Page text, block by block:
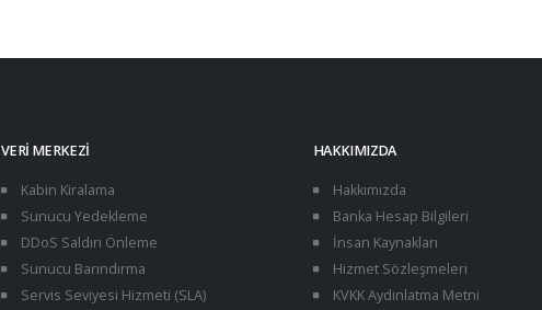
VERI MERKEZI
Kabin Kiralama
Sunucu Yedekleme
DDoS Saldırı Önleme
Sunucu Barındırma
Servis Seviyesi Hizmeti (SLA)
HAKKIMIZDA
Hakkımızda
Banka Hesap Bilgileri
İnsan Kaynakları
Hizmet Sözleşmeleri
KVKK Aydınlatma Metni